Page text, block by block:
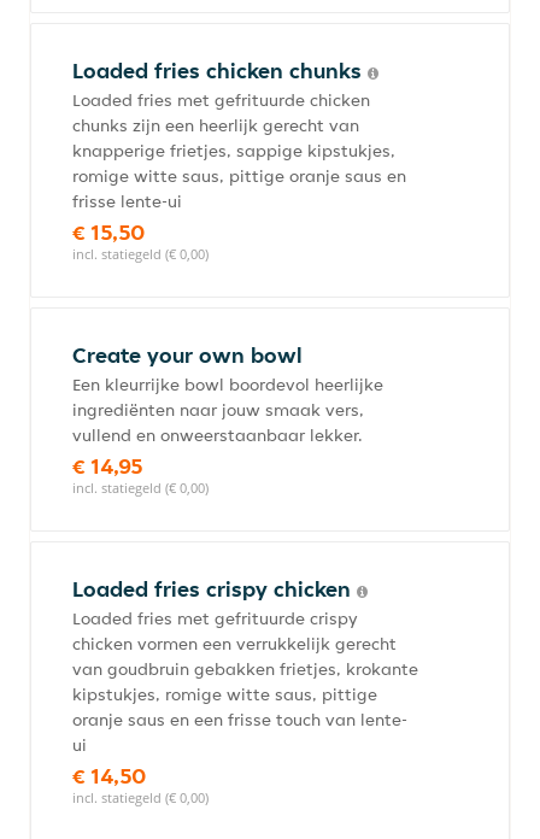
Loaded fries chicken chunks
Loaded fries met gefrituurde chicken
chunks zijn een heerlijk gerecht van
knapperige frietjes, sappige kipstukjes,
romige witte saus, pittige oranje saus en
frisse lente-ui
€ 15,50
incl. statiegeld (€ 0,00)
Create your own bowl
Een kleurrijke bowl boordevol heerlijke
ingrediënten naar jouw smaak vers,
vullend en onweerstaanbaar lekker.
€ 14,95
incl. statiegeld (€ 0,00)
Loaded fries crispy chicken
Loaded fries met gefrituurde crispy
chicken vormen een verrukkelijk gerecht
van goudbruin gebakken frietjes, krokante
kipstukjes, romige witte saus, pittige
oranje saus en een frisse touch van lente-
ui
€ 14,50
incl. statiegeld (€ 0,00)